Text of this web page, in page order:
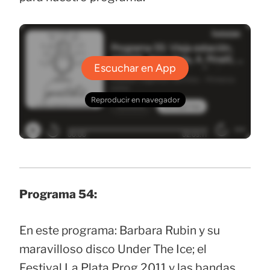
Programa 54:
En este programa: Barbara Rubin y su
maravilloso disco Under The Ice; el